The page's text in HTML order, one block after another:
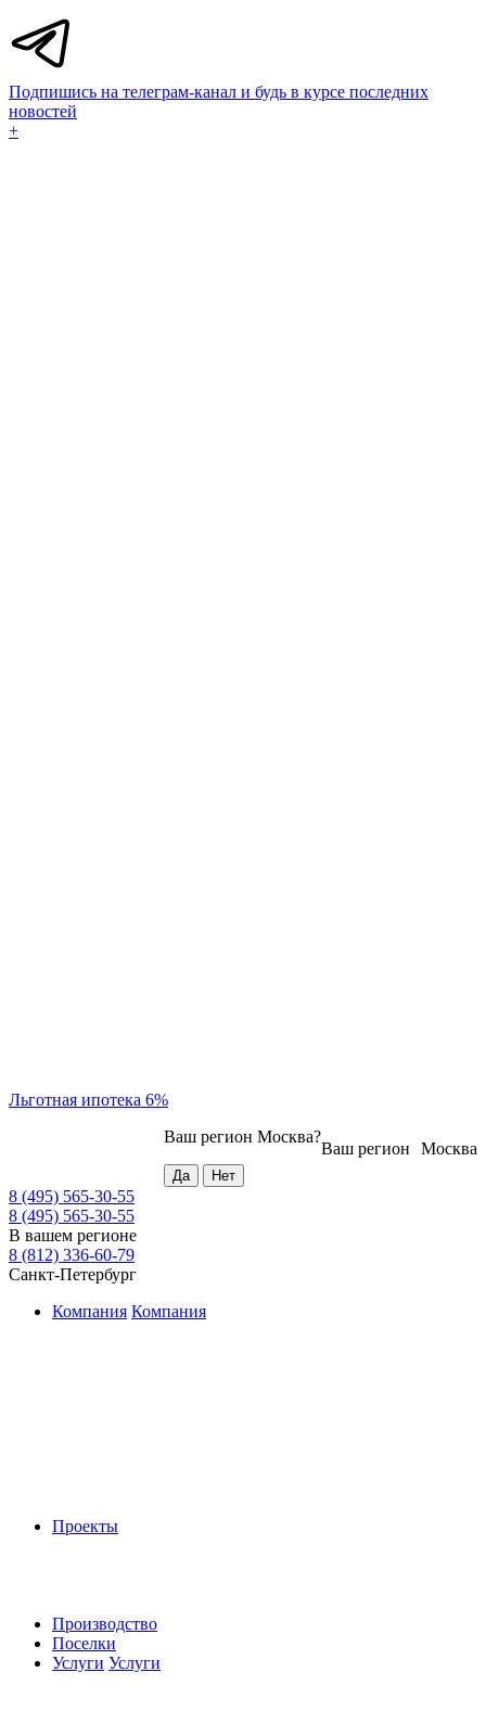
Подпишись на телеграм-канал и будь в курсе последних
новостей
+
Льготная ипотека 6%
Москва
Ваш регион
Ваш регион Москва?
8 (495) 565-30-55
8 (495) 565-30-55
В вашем регионе
8 (812) 336-60-79
Санкт-Петербург
Компания Компания
Проекты
Производство
Поселки
Услуги Услуги